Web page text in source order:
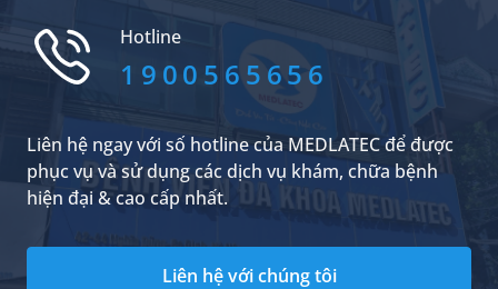
Hotline
1900565656
Liên hệ ngay với số hotline của MEDLATEC để được
phục vụ và sử dụng các dịch vụ khám, chữa bệnh
hiện đại & cao cấp nhất.
Liên hệ với chúng tôi